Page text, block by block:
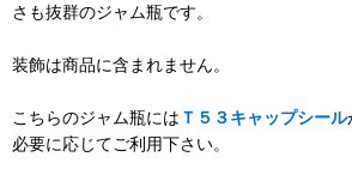
さも抜群のジャム瓶です。
装飾は商品に含まれません。
こちらのジャム瓶には Ｔ５３キャップシール
必要に応じてご利用下さい。